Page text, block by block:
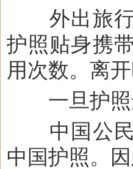
外出旅行
护照贴身携
用次数。离
一旦护照
中国公民
中国护照。